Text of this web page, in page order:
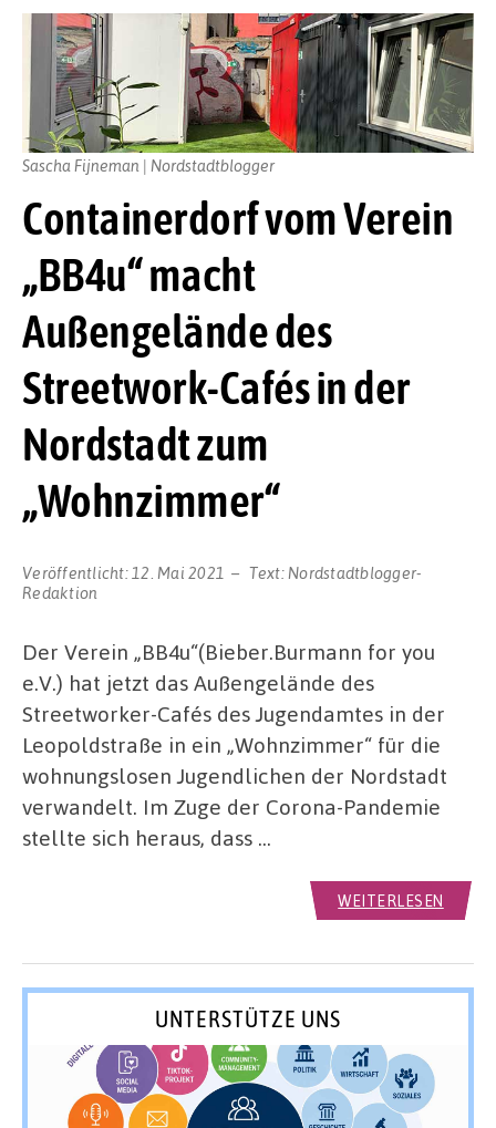
Containerdorf vom Verein
„BB4u“ macht
Außengelände des
Streetwork-Cafés in der
Nordstadt zum
„Wohnzimmer“
Veröffentlicht: 12. Mai 2021 Text: Nordstadtblogger-
Redaktion
Sascha Fijneman | Nordstadtblogger
Der Verein „BB4u“(Bieber.Burmann for you
e.V.) hat jetzt das Außengelände des
Streetworker-Cafés des Jugendamtes in der
Leopoldstraße in ein „Wohnzimmer“ für die
wohnungslosen Jugendlichen der Nordstadt
verwandelt. Im Zuge der Corona-Pandemie
stellte sich heraus, dass …
WEITERLESEN
UNTERSTÜTZE UNS